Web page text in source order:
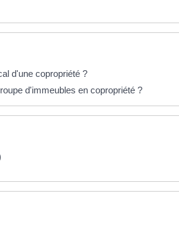
d'une copropriété ?
d'immeubles en copropriété ?